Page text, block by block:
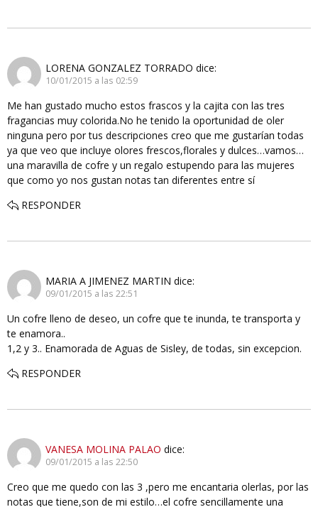
LORENA GONZALEZ TORRADO dice:
10/01/2015 a las 02:59
Me han gustado mucho estos frascos y la cajita con las tres
fragancias muy colorida.No he tenido la oportunidad de oler
ninguna pero por tus descripciones creo que me gustarían todas
ya que veo que incluye olores frescos,florales y dulces…vamos…
una maravilla de cofre y un regalo estupendo para las mujeres
que como yo nos gustan notas tan diferentes entre sí
RESPONDER
MARIA A JIMENEZ MARTIN dice:
09/01/2015 a las 22:51
Un cofre lleno de deseo, un cofre que te inunda, te transporta y
te enamora..
1,2 y 3.. Enamorada de Aguas de Sisley, de todas, sin excepcion.
RESPONDER
VANESA MOLINA PALAO dice:
09/01/2015 a las 22:50
Creo que me quedo con las 3 ,pero me encantaria olerlas, por las
notas que tiene,son de mi estilo…el cofre sencillamente una